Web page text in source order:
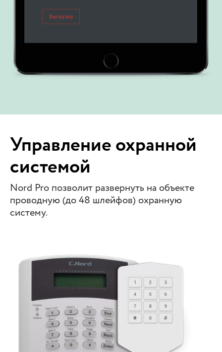
Управление охранной
системой
Nord Pro позволит развернуть на объекте
проводную (до 48 шлейфов) охранную
систему.